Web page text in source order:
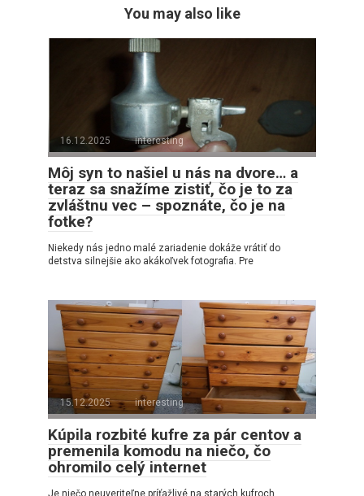
You may also like
16.12.2025 interesting
Môj syn to našiel u nás na dvore… a
teraz sa snažíme zistiť, čo je to za
zvláštnu vec – spoznáte, čo je na
fotke?
Niekedy nás jedno malé zariadenie dokáže vrátiť do
detstva silnejšie ako akákoľvek fotografia. Pre
15.12.2025 interesting
Kúpila rozbité kufre za pár centov a
premenila komodu na niečo, čo
ohromilo celý internet